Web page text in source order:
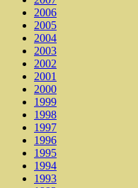
2006
2005
2004
2003
2002
2001
2000
1999
1998
1997
1996
1995
1994
1993